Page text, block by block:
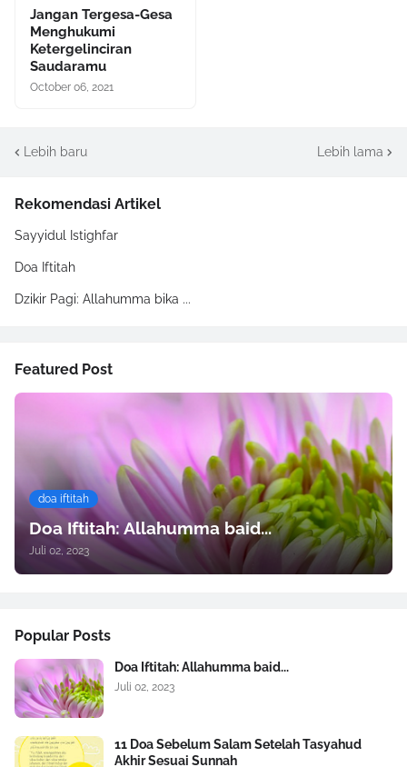
Jangan Tergesa-Gesa
Menghukumi
Ketergelinciran
Saudaramu
October 06, 2021
Lebih baru Lebih lama
Rekomendasi Artikel
Sayyidul Istighfar
Doa Iftitah
Dzikir Pagi: Allahumma bika ...
Featured Post
doa iftitah
Doa Iftitah: Allahumma baid...
Juli 02, 2023
Popular Posts
Doa Iftitah: Allahumma baid...
Juli 02, 2023
11 Doa Sebelum Salam Setelah Tasyahud
Akhir Sesuai Sunnah